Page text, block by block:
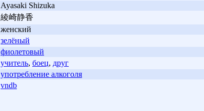
Ayasaki Shizuka
綾崎静香
женский
зелёный
фиолетовый
учитель, боец, друг
употребление алкоголя
vndb